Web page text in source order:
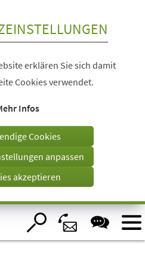
erklären Sie sich damit
Cookies verwendet.
Infos
Cookies
anpassen
akzeptieren